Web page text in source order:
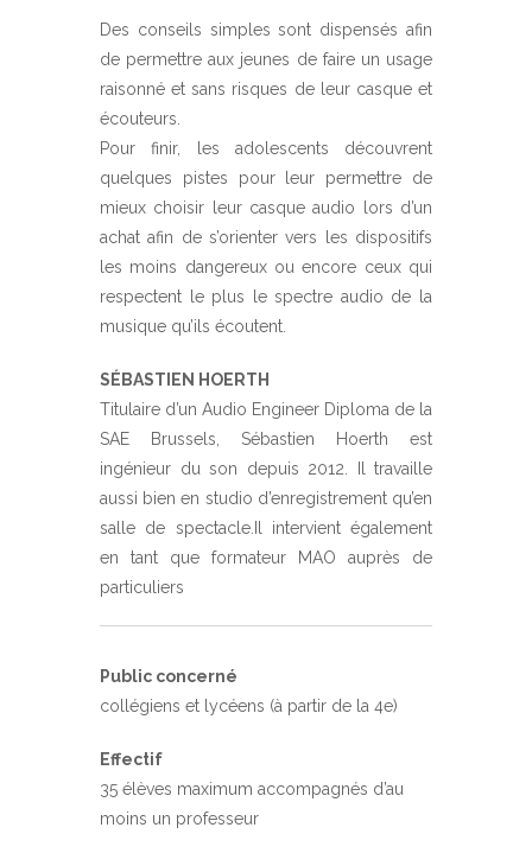
Des conseils simples sont dispensés afin
de permettre aux jeunes de faire un usage
raisonné et sans risques de leur casque et
écouteurs.
Pour finir, les adolescents découvrent
quelques pistes pour leur permettre de
mieux choisir leur casque audio lors d’un
achat afin de s’orienter vers les dispositifs
les moins dangereux ou encore ceux qui
respectent le plus le spectre audio de la
musique qu’ils écoutent.
SÉBASTIEN HOERTH
Titulaire d’un Audio Engineer Diploma de la
SAE Brussels, Sébastien Hoerth est
ingénieur du son depuis 2012. Il travaille
aussi bien en studio d’enregistrement qu’en
salle de spectacle.Il intervient également
en tant que formateur MAO auprès de
particuliers
Public concerné
collégiens et lycéens (à partir de la 4e)
Effectif
35 élèves maximum accompagnés d’au
moins un professeur